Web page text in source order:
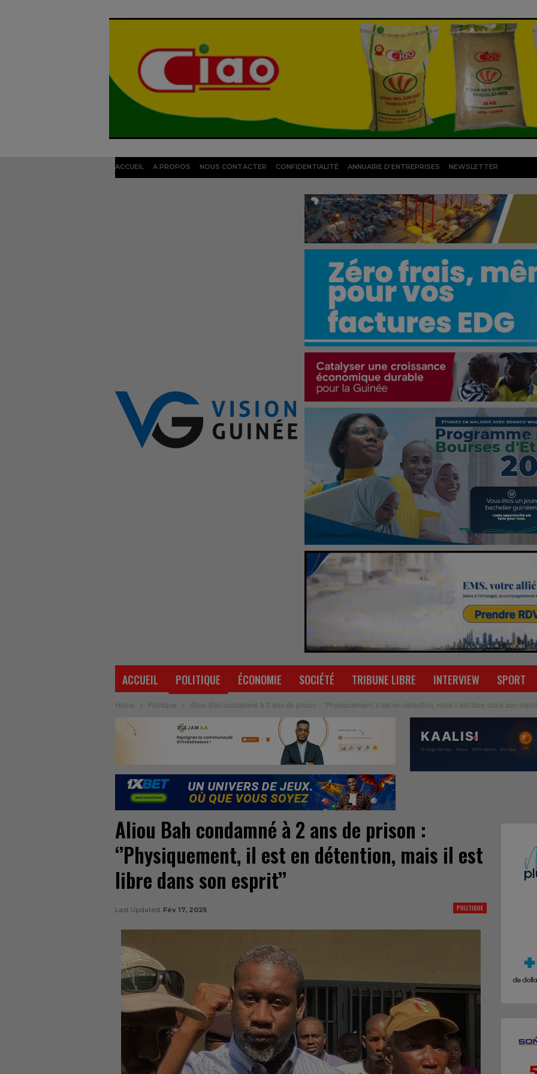
ACCUEIL A PROPOS NOUS CONTACTER CONFIDENTIALITÉ ANNUAIRE D’ENTREPRISES NEWSLETTER
ACCUEIL POLITIQUE ÉCONOMIE SOCIÉTÉ TRIBUNE LIBRE INTERVIEW SPORT
Home Politique Aliou Bah condamné à 2 ans de prison : ‘’Physiquement, il est en détention, mais il est libre dans son
Aliou Bah condamné à 2 ans de prison :
‘’Physiquement, il est en détention, mais il est
libre dans son esprit’’
POLITIQUE
Last Updated Fév 17, 2025